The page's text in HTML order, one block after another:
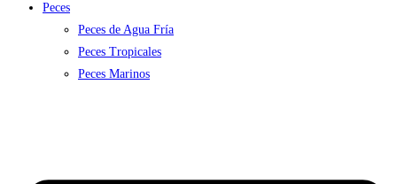
Peces
Peces de Agua Fría
Peces Tropicales
Peces Marinos